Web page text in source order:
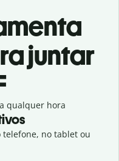
juntar
qualquer hora
telefone, no tablet ou